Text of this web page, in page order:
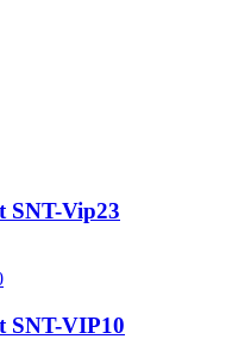
SNT-Vip23
SNT-VIP10